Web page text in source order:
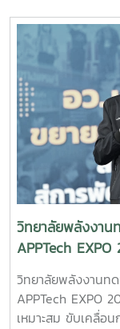
แนะแนวทางการศึ
จัดการเรียนการส
ทัศน์ สร้างแรงบันด
พลังงานทดแทนแล
คณาจารย์ และบุคล
ต้อนรับอย่างอบอุ่น
จัดการเรียนการสอ
ผ่านงานวิจัยและนวั
ประกอบอาชีพด้าน
สำคัญของประเท
เยี่ยมชมห้องปฏิบัติ
วิทยาลัย เพื่อสัมผัส
การประยุกต์ใช้องค์
พลังงานสะอาดอ
พลังงานทดแทนได้
บัณฑิต สาขาวิชาวิ
วิทยาลัยพลังงาน
APPTech
เทคโนโลยีที่เหม
ยั่งยืน
วิทยาลัยพลังงานท
APPTech EXPO
เหมาะสม ขับเคลื่